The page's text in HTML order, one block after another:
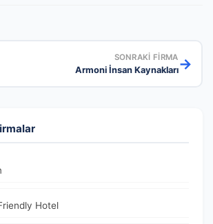
SONRAKI FIRMA
Armoni İnsan Kaynakları→
Hotel